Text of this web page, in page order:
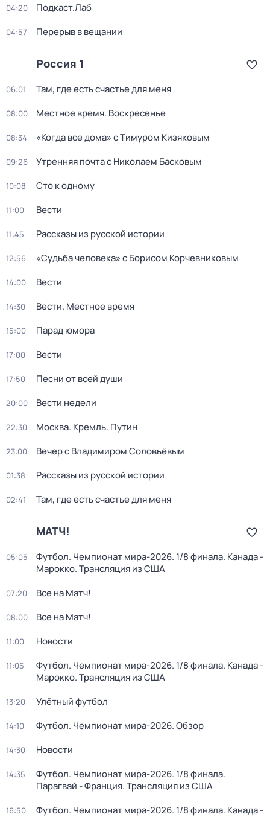
04:20 Подкаст.Лаб
04:57 Перерыв в вещании
Россия 1
06:01 Там, где есть счастье для меня
08:00 Местное время. Воскресенье
08:34 «Когда все дома» с Тимуром Кизяковым
09:26 Утренняя почта с Николаем Басковым
10:08 Сто к одному
11:00 Вести
11:45 Рассказы из русской истории
12:56 «Судьба человека» с Борисом Корчевниковым
14:00 Вести
14:30 Вести. Местное время
15:00 Парад юмора
17:00 Вести
17:50 Песни от всей души
20:00 Вести недели
22:30 Москва. Кремль. Путин
23:00 Вечер с Владимиром Соловьёвым
01:38 Рассказы из русской истории
02:41 Там, где есть счастье для меня
МАТЧ!
05:05
Футбол. Чемпионат мира-2026. 1/8 финала. Канада -
Марокко. Трансляция из США
07:20 Все на Матч!
08:00 Все на Матч!
11:00 Новости
11:05
Футбол. Чемпионат мира-2026. 1/8 финала. Канада -
Марокко. Трансляция из США
13:20 Улётный футбол
14:10 Футбол. Чемпионат мира-2026. Обзор
14:30 Новости
14:35
Футбол. Чемпионат мира-2026. 1/8 финала.
Парагвай - Франция. Трансляция из США
16:50
Футбол. Чемпионат мира-2026. 1/8 финала. Канада -